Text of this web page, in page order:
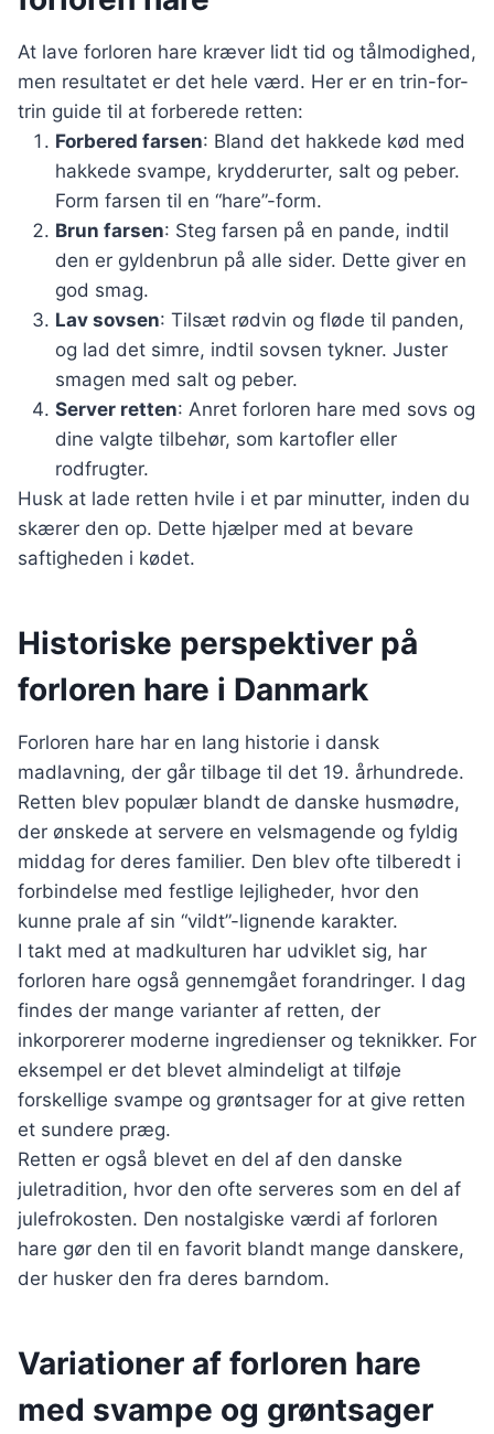
At lave forloren hare kræver lidt tid og tålmodighed,
men resultatet er det hele værd. Her er en trin-for-
trin guide til at forberede retten:
Forbered farsen: Bland det hakkede kød med
hakkede svampe, krydderurter, salt og peber.
Form farsen til en “hare”-form.
Brun farsen: Steg farsen på en pande, indtil
den er gyldenbrun på alle sider. Dette giver en
god smag.
Lav sovsen: Tilsæt rødvin og fløde til panden,
og lad det simre, indtil sovsen tykner. Juster
smagen med salt og peber.
Server retten: Anret forloren hare med sovs og
dine valgte tilbehør, som kartofler eller
rodfrugter.
Husk at lade retten hvile i et par minutter, inden du
skærer den op. Dette hjælper med at bevare
saftigheden i kødet.
Historiske perspektiver på
forloren hare i Danmark
Forloren hare har en lang historie i dansk
madlavning, der går tilbage til det 19. århundrede.
Retten blev populær blandt de danske husmødre,
der ønskede at servere en velsmagende og fyldig
middag for deres familier. Den blev ofte tilberedt i
forbindelse med festlige lejligheder, hvor den
kunne prale af sin “vildt”-lignende karakter.
I takt med at madkulturen har udviklet sig, har
forloren hare også gennemgået forandringer. I dag
findes der mange varianter af retten, der
inkorporerer moderne ingredienser og teknikker. For
eksempel er det blevet almindeligt at tilføje
forskellige svampe og grøntsager for at give retten
et sundere præg.
Retten er også blevet en del af den danske
juletradition, hvor den ofte serveres som en del af
julefrokosten. Den nostalgiske værdi af forloren
hare gør den til en favorit blandt mange danskere,
der husker den fra deres barndom.
Variationer af forloren hare
med svampe og grøntsager